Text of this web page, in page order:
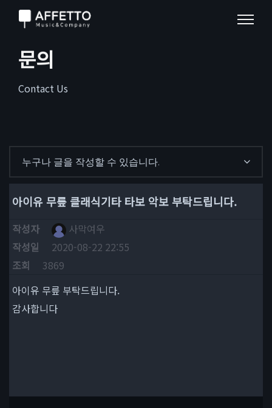
문의
Contact Us
누구나 글을 작성할 수 있습니다.
아이유 무릎 클래식기타 타보 악보 부탁드립니다.
작성자
사막여우
작성일
2020-08-22 22:55
조회
3869
아이유 무릎 부탁드립니다.
감사합니다